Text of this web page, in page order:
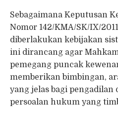
Sebagaimana Keputusan
Nomor 142/KMA/SK/IX/
diberlakukan kebijakan
ini dirancang agar
pemegang puncak
memberikan bimbingan,
yang jelas bagi pengadilan
persoalan hukum yang